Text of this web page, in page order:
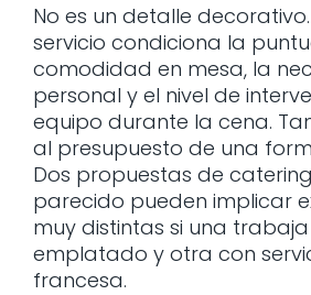
No es un detalle
servicio condiciona la
comodidad en mesa, la
personal y el nivel de
equipo durante la cena.
al presupuesto de una
Dos propuestas de
parecido pueden implicar
muy distintas si una
emplatado y otra con
francesa.